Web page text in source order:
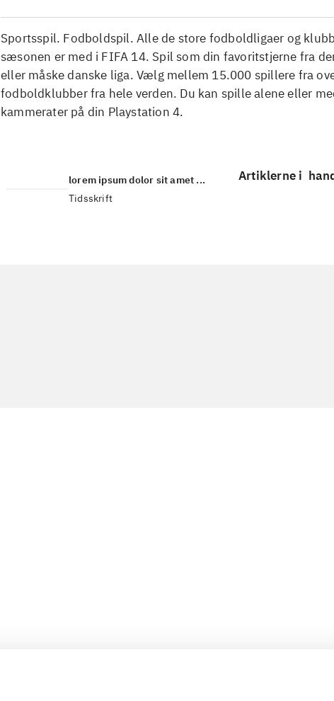
Sportsspil. Fodboldspil. Alle de store fodboldligaer og
sæsonen er med i FIFA 14. Spil som din favoritstjerne fra
eller måske danske liga. Vælg mellem 15.000 spillere fra
fodboldklubber fra hele verden. Du kan spille alene eller
kammerater på din Playstation 4.
lorem ipsum dolor sit amet ...
Tidsskrift
Artiklerne i